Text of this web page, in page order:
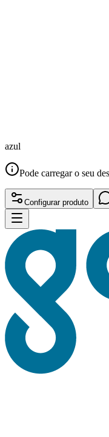
azul
Pode carregar o seu
Configurar produto